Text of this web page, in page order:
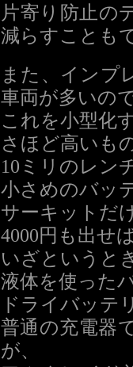
片寄り防止の
減らすことも
また、インプ
車両が多いの
これを小型化
さほど高いも
10ミリのレン
小さめのバッ
サーキットだ
4000円も出せ
いざというと
液体を使った
ドライバッテ
普通の充電器
が、